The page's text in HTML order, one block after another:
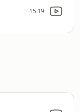
15:19